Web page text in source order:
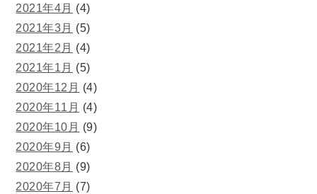
2021年4月 (4)
2021年3月 (5)
2021年2月 (4)
2021年1月 (5)
2020年12月 (4)
2020年11月 (4)
2020年10月 (9)
2020年9月 (6)
2020年8月 (9)
2020年7月 (7)